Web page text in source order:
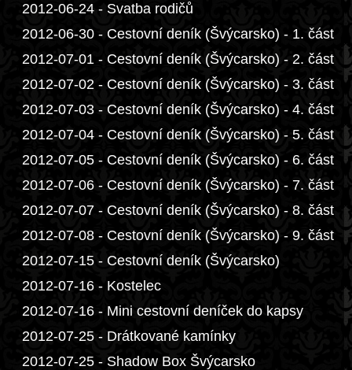
2012-06-24 - Svatba rodičů
2012-06-30 - Cestovní deník (Švýcarsko) - 1. část
2012-07-01 - Cestovní deník (Švýcarsko) - 2. část
2012-07-02 - Cestovní deník (Švýcarsko) - 3. část
2012-07-03 - Cestovní deník (Švýcarsko) - 4. část
2012-07-04 - Cestovní deník (Švýcarsko) - 5. část
2012-07-05 - Cestovní deník (Švýcarsko) - 6. část
2012-07-06 - Cestovní deník (Švýcarsko) - 7. část
2012-07-07 - Cestovní deník (Švýcarsko) - 8. část
2012-07-08 - Cestovní deník (Švýcarsko) - 9. část
2012-07-15 - Cestovní deník (Švýcarsko)
2012-07-16 - Kostelec
2012-07-16 - Mini cestovní deníček do kapsy
2012-07-25 - Drátkované kamínky
2012-07-25 - Shadow Box Švýcarsko